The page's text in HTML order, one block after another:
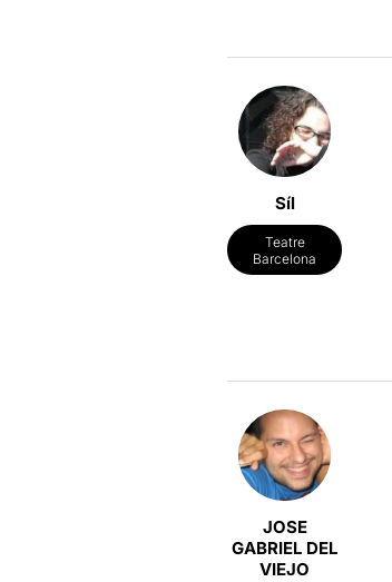
Síl
Teatre
Barcelona
JOSE
GABRIEL DEL
VIEJO